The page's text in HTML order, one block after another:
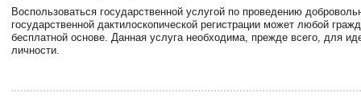
Воспользоваться государственной услугой по проведению
государственной дактилоскопической регистрации может любой
бесплатной основе. Данная услуга необходима, прежде всего, для
личности.